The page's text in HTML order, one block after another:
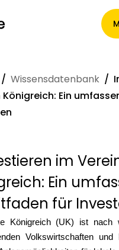
Hauptseite
Konditionen
/ Wissensdatenbank /
Ein
im
Ein
für
Königreich (UK) ist
Volkswirtschaften und